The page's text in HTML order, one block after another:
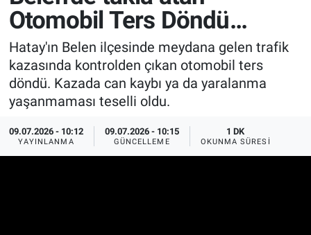
Otomobil Ters Döndü…
Hatay'ın Belen ilçesinde meydana gelen trafik
kazasında kontrolden çıkan otomobil ters
döndü. Kazada can kaybı ya da yaralanma
yaşanmaması teselli oldu.
09.07.2026 - 10:12
YAYINLANMA
09.07.2026 - 10:15
GÜNCELLEME
1 DK
OKUNMA SÜRESI